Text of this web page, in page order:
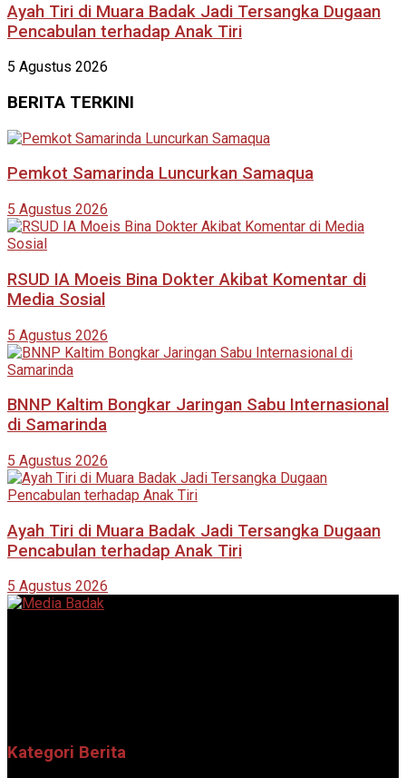
Ayah Tiri di Muara Badak Jadi Tersangka Dugaan
Pencabulan terhadap Anak Tiri
5 Agustus 2026
BERITA TERKINI
Pemkot Samarinda Luncurkan Samaqua
5 Agustus 2026
RSUD IA Moeis Bina Dokter Akibat Komentar di
Media Sosial
5 Agustus 2026
BNNP Kaltim Bongkar Jaringan Sabu Internasional
di Samarinda
5 Agustus 2026
Ayah Tiri di Muara Badak Jadi Tersangka Dugaan
Pencabulan terhadap Anak Tiri
5 Agustus 2026
Kategori Berita